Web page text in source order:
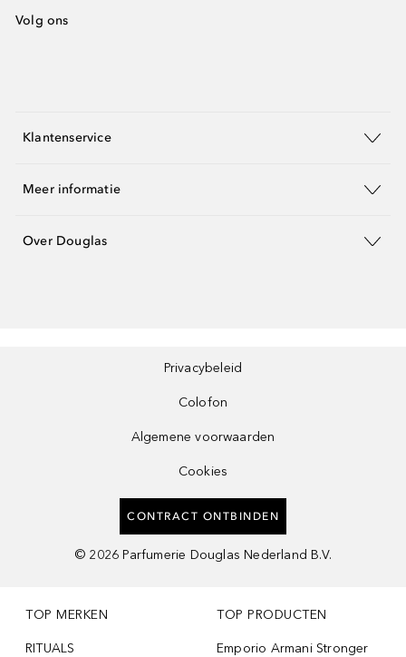
Volg ons
Klantenservice
Meer informatie
Over Douglas
Privacybeleid
Colofon
Algemene voorwaarden
Cookies
CONTRACT ONTBINDEN
© 2026 Parfumerie Douglas Nederland B.V.
TOP MERKEN
RITUALS
TOP PRODUCTEN
Emporio Armani Stronger